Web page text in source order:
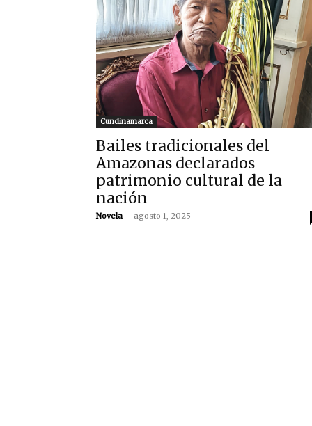
Cundinamarca
Bailes tradicionales del
Amazonas declarados
patrimonio cultural de la
nación
Novela - agosto 1, 2025